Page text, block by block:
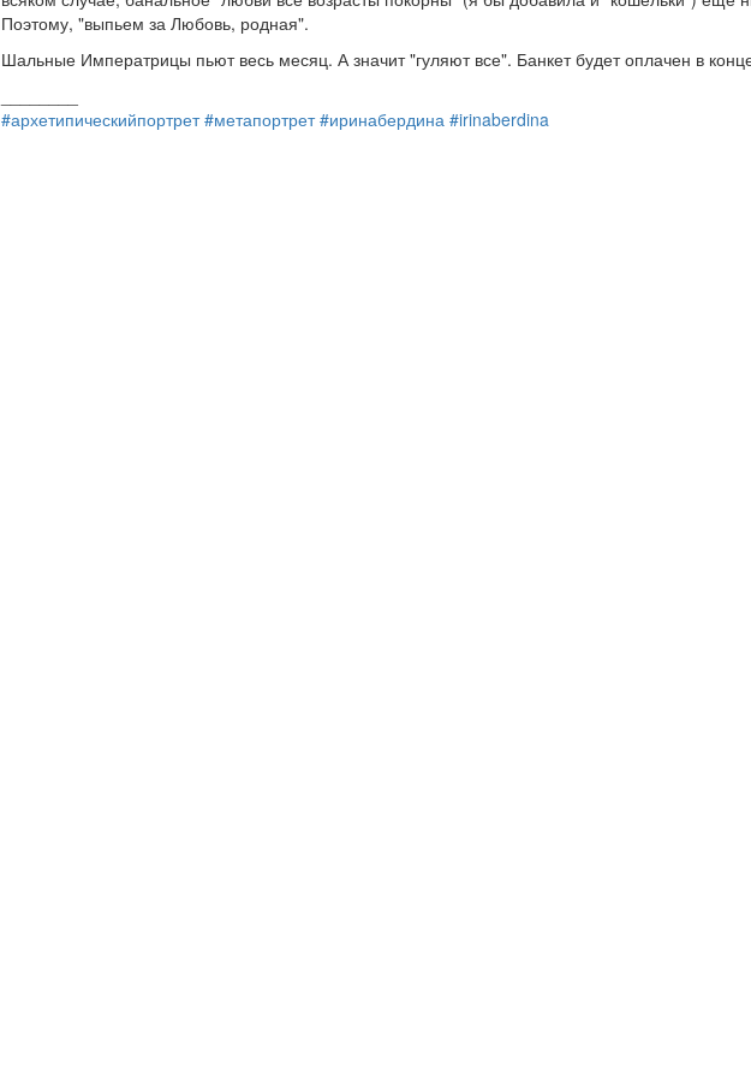
Поэтому, "выпьем за Любовь, родная".
Шальные Императрицы пьют весь месяц. А значит "гуляют все". Банкет будет оплачен в
#архетипическийпортрет #метапортрет #иринабердина #irinaberdina